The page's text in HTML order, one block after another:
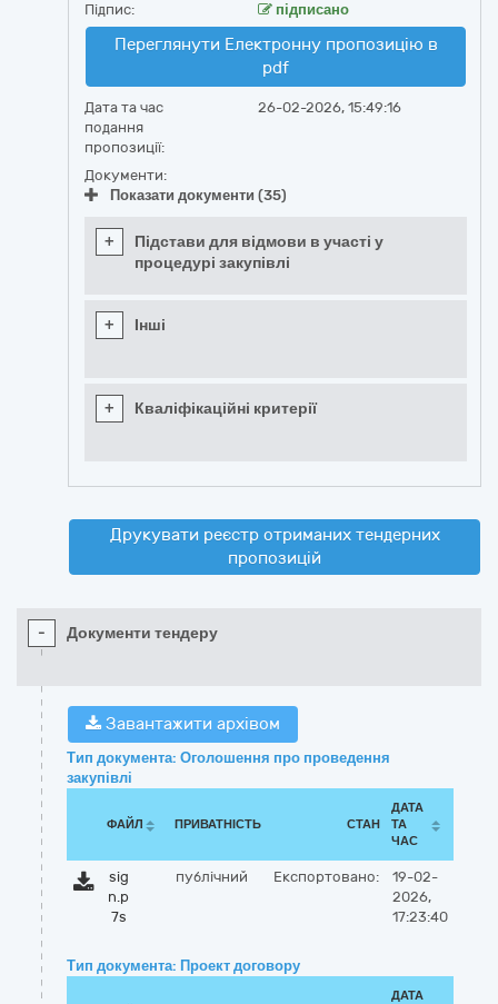
Підпис: підписано
Переглянути Електронну пропозицію в
pdf
Дата та час
подання
пропозиції:
26-02-2026, 15:49:16
Документи:
Показати документи (35)
+
Підстави для відмови в участі у
процедурі закупівлі
+ Інші
+ Кваліфікаційні критерії
Друкувати реєстр отриманих тендерних
пропозицій
- Документи тендеру
Завантажити архівом
Тип документа: Оголошення про проведення
закупівлі
ФАЙЛ ПРИВАТНІСТЬ СТАН
ДАТА
ТА
ЧАС
sig
n.p
7s
публічний Експортовано:
19-02-
2026,
17:23:40
Тип документа: Проект договору
ДАТА